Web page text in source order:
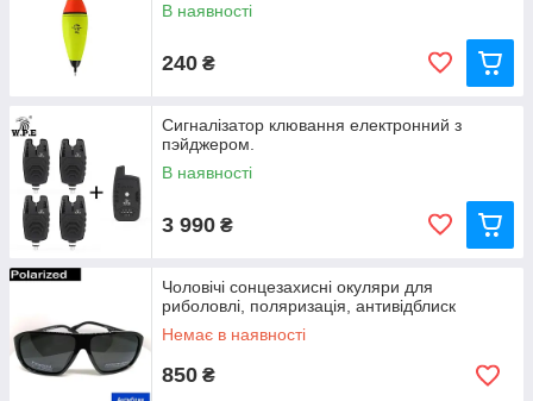
В наявності
240 ₴
Сигналізатор клювання електронний з
пэйджером.
В наявності
3 990 ₴
Чоловічі сонцезахисні окуляри для
риболовлі, поляризація, антивідблиск
Немає в наявності
850 ₴